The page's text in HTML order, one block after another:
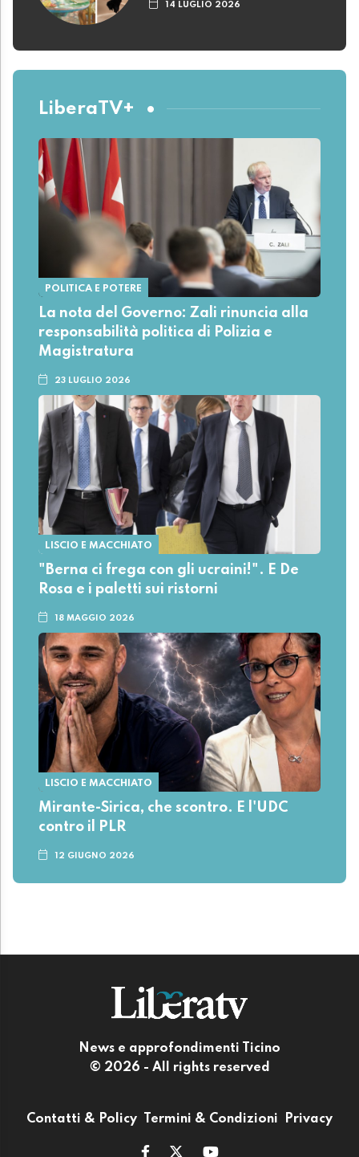
14 LUGLIO 2026
LiberaTV+
POLITICA E POTERE
La nota del Governo: Zali rinuncia alla
responsabilità politica di Polizia e
Magistratura
23 LUGLIO 2026
LISCIO E MACCHIATO
"Berna ci frega con gli ucraini!". E De
Rosa e i paletti sui ristorni
18 MAGGIO 2026
LISCIO E MACCHIATO
Mirante-Sirica, che scontro. E l'UDC
contro il PLR
12 GIUGNO 2026
News e approfondimenti Ticino
© 2026 - All rights reserved
Contatti & Policy Termini & Condizioni Privacy